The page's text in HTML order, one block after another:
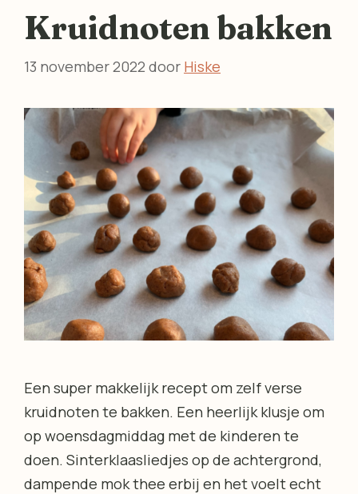
Kruidnoten bakken
13 november 2022 door Hiske
Een super makkelijk recept om zelf verse
kruidnoten te bakken. Een heerlijk klusje om
op woensdagmiddag met de kinderen te
doen. Sinterklaasliedjes op de achtergrond,
dampende mok thee erbij en het voelt echt